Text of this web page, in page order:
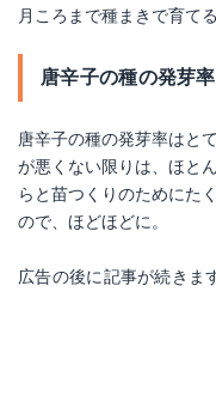
月ころまで種まきで育て
唐辛子の種の発芽率
唐辛子の種の発芽率はと
が悪くない限りは、ほと
らと苗つくりのためにた
ので、ほどほどに。
広告の後に記事が続きま